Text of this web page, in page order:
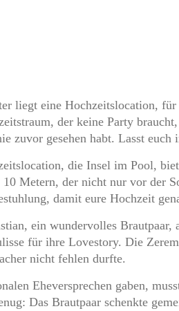
liegt eine Hochzeitslocation,
der keine Party
zuvor gesehen habt. Lasst euch
die Insel im Pool,
Metern, der nicht nur vor der
damit eure Hochzeit
ein wundervolles
für ihre Lovestory. Die
nicht fehlen durfte.
Eheversprechen gaben,
Das Brautpaar schenkte